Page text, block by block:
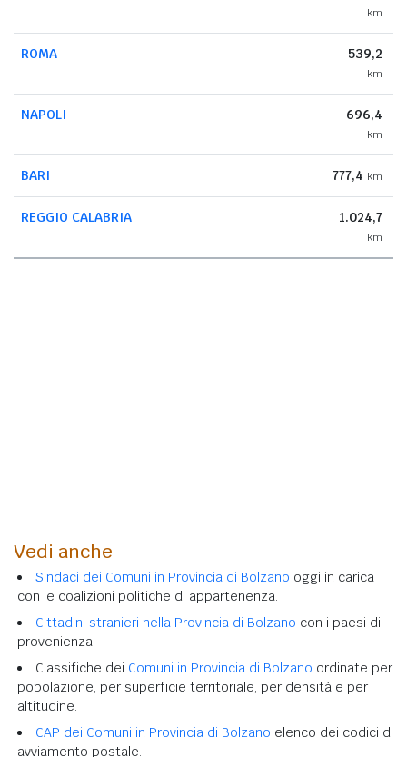
km
ROMA 539,2
km
NAPOLI 696,4
km
BARI 777,4 km
REGGIO CALABRIA 1.024,7
km
Vedi anche
Sindaci dei Comuni in Provincia di Bolzano oggi in carica
con le coalizioni politiche di appartenenza.
Cittadini stranieri nella Provincia di Bolzano con i paesi di
provenienza.
Classifiche dei Comuni in Provincia di Bolzano ordinate per
popolazione, per superficie territoriale, per densità e per
altitudine.
CAP dei Comuni in Provincia di Bolzano elenco dei codici di
avviamento postale.